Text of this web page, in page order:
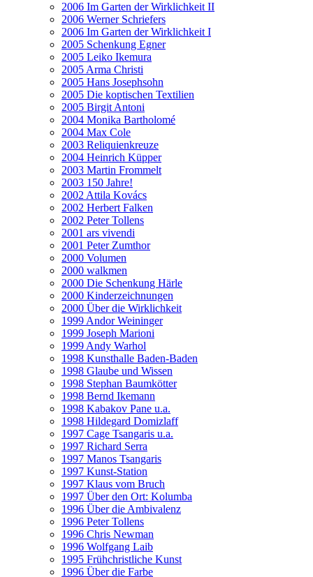
2006 Im Garten der Wirklichkeit II
2006 Werner Schriefers
2006 Im Garten der Wirklichkeit I
2005 Schenkung Egner
2005 Leiko Ikemura
2005 Arma Christi
2005 Hans Josephsohn
2005 Die koptischen Textilien
2005 Birgit Antoni
2004 Monika Bartholomé
2004 Max Cole
2003 Reliquienkreuze
2004 Heinrich Küpper
2003 Martin Frommelt
2003 150 Jahre!
2002 Attila Kovács
2002 Herbert Falken
2002 Peter Tollens
2001 ars vivendi
2001 Peter Zumthor
2000 Volumen
2000 walkmen
2000 Die Schenkung Härle
2000 Kinderzeichnungen
2000 Über die Wirklichkeit
1999 Andor Weininger
1999 Joseph Marioni
1999 Andy Warhol
1998 Kunsthalle Baden-Baden
1998 Glaube und Wissen
1998 Stephan Baumkötter
1998 Bernd Ikemann
1998 Kabakov Pane u.a.
1998 Hildegard Domizlaff
1997 Cage Tsangaris u.a.
1997 Richard Serra
1997 Manos Tsangaris
1997 Kunst-Station
1997 Klaus vom Bruch
1997 Über den Ort: Kolumba
1996 Über die Ambivalenz
1996 Peter Tollens
1996 Chris Newman
1996 Wolfgang Laib
1995 Frühchristliche Kunst
1996 Über die Farbe